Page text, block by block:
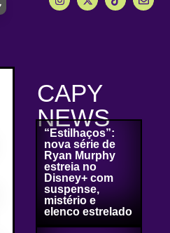
CAPY
NEWS
“Estilhaços”:
nova série de
Ryan Murphy
estreia no
Disney+ com
suspense,
mistério e
elenco estrelado
ferramentas